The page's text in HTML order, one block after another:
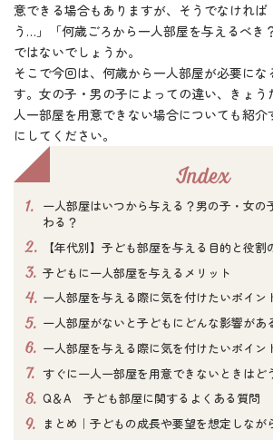
意できる場合もありますが、そうでなければ
う…」「何歳ごろから一人部屋を与えるべき
ではないでしょうか。
そこで今回は、何歳から一人部屋が必要にな
す。女の子・男の子によっての違い、きょう
人一部屋を用意できない場合についても紹
にしてください。
Index
1. 一人部屋はいつから与える？男の子・女の
わる？
2. 【年代別】子ども部屋を与える目的と役割
3. 子どもに一人部屋を与えるメリット
4. 一人部屋を与える際に気を付けたいポイン
5. 一人部屋がないと子どもにどんな影響があ
6. 一人部屋を与える際に気を付けたいポイン
7. すぐに一人一部屋を用意できないときはど
8. Q＆A 子ども部屋に関するよくある質問
9. まとめ｜子どもの成長や要望を想定しなが